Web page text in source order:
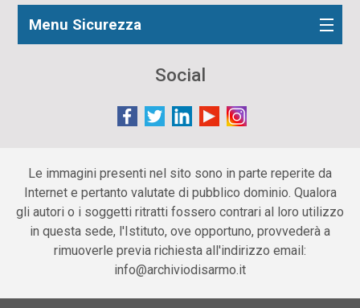
Menu Sicurezza
Social
Le immagini presenti nel sito sono in parte reperite da
Internet e pertanto valutate di pubblico dominio. Qualora
gli autori o i soggetti ritratti fossero contrari al loro utilizzo
in questa sede, l'Istituto, ove opportuno, provvederà a
rimuoverle previa richiesta all'indirizzo email:
info@archiviodisarmo.it